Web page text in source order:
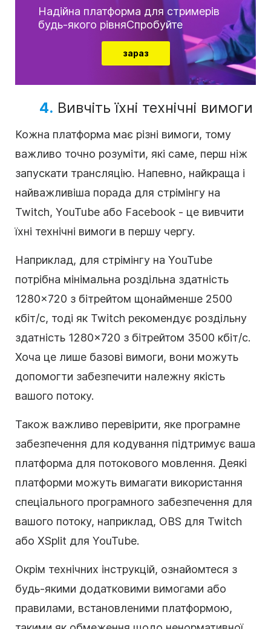
Надійна платформа для стримерів
будь-якого рівняСпробуйте
зараз
4. Вивчіть їхні технічні вимоги
Кожна платформа має різні вимоги, тому
важливо точно розуміти, які саме, перш ніж
запускати трансляцію. Напевно, найкраща і
найважливіша порада для стрімінгу на
Twitch, YouTube або Facebook - це вивчити
їхні технічні вимоги в першу чергу.
Наприклад, для стрімінгу на YouTube
потрібна мінімальна роздільна здатність
1280×720 з бітрейтом щонайменше 2500
кбіт/с, тоді як Twitch рекомендує роздільну
здатність 1280×720 з бітрейтом 3500 кбіт/с.
Хоча це лише базові вимоги, вони можуть
допомогти забезпечити належну якість
вашого потоку.
Також важливо перевірити, яке програмне
забезпечення для кодування підтримує ваша
платформа для потокового мовлення. Деякі
платформи можуть вимагати використання
спеціального програмного забезпечення для
вашого потоку, наприклад, OBS для Twitch
або XSplit для YouTube.
Окрім технічних інструкцій, ознайомтеся з
будь-якими додатковими вимогами або
правилами, встановленими платформою,